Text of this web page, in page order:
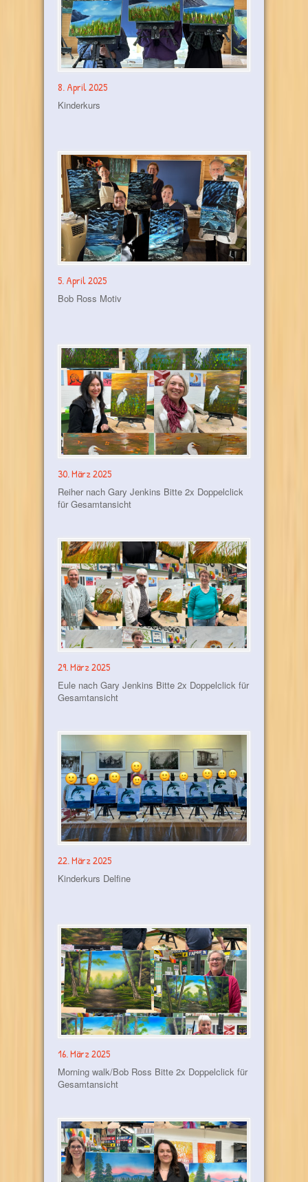
8. April 2025
Kinderkurs
5. April 2025
Bob Ross Motiv
30. März 2025
Reiher nach Gary Jenkins Bitte 2x Doppelclick
für Gesamtansicht
29. März 2025
Eule nach Gary Jenkins Bitte 2x Doppelclick für
Gesamtansicht
22. März 2025
Kinderkurs Delfine
16. März 2025
Morning walk/Bob Ross Bitte 2x Doppelclick für
Gesamtansicht